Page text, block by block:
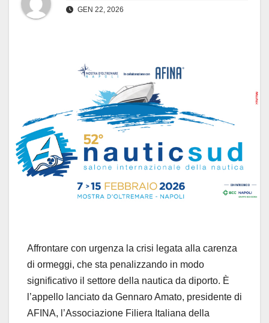
GEN 22, 2026
Affrontare con urgenza la crisi legata alla carenza
di ormeggi, che sta penalizzando in modo
significativo il settore della nautica da diporto. È
l’appello lanciato da Gennaro Amato, presidente di
AFINA, l’Associazione Filiera Italiana della